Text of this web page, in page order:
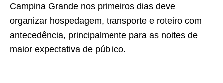
Campina Grande nos primeiros dias deve
organizar hospedagem, transporte e roteiro com
antecedência, principalmente para as noites de
maior expectativa de público.